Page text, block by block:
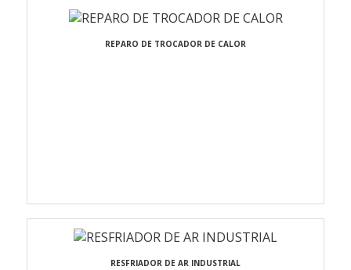
REPARO DE TROCADOR DE CALOR
RESFRIADOR DE AR INDUSTRIAL